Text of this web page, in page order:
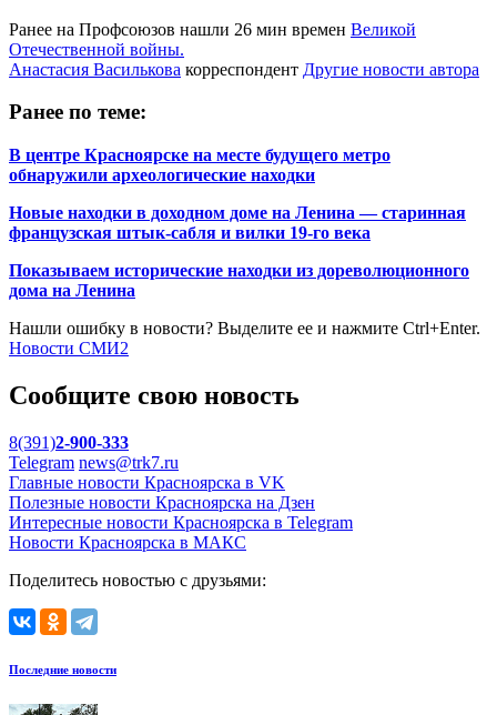
Ранее на Профсоюзов нашли 26 мин времен Великой
Отечественной войны.
Анастасия Василькова корреспондент Другие новости автора
Ранее по теме:
В центре Красноярске на месте будущего метро
обнаружили археологические находки
Новые находки в доходном доме на Ленина — старинная
французская штык-сабля и вилки 19-го века
Показываем исторические находки из дореволюционного
дома на Ленина
Нашли ошибку в новости? Выделите ее и нажмите Ctrl+Enter.
Новости СМИ2
Сообщите свою новость
8(391)2-900-333
Telegram news@trk7.ru
Главные новости Красноярска в VK
Полезные новости Красноярска на Дзен
Интересные новости Красноярска в Telegram
Новости Красноярска в МАКС
Поделитесь новостью с друзьями:
Последние новости